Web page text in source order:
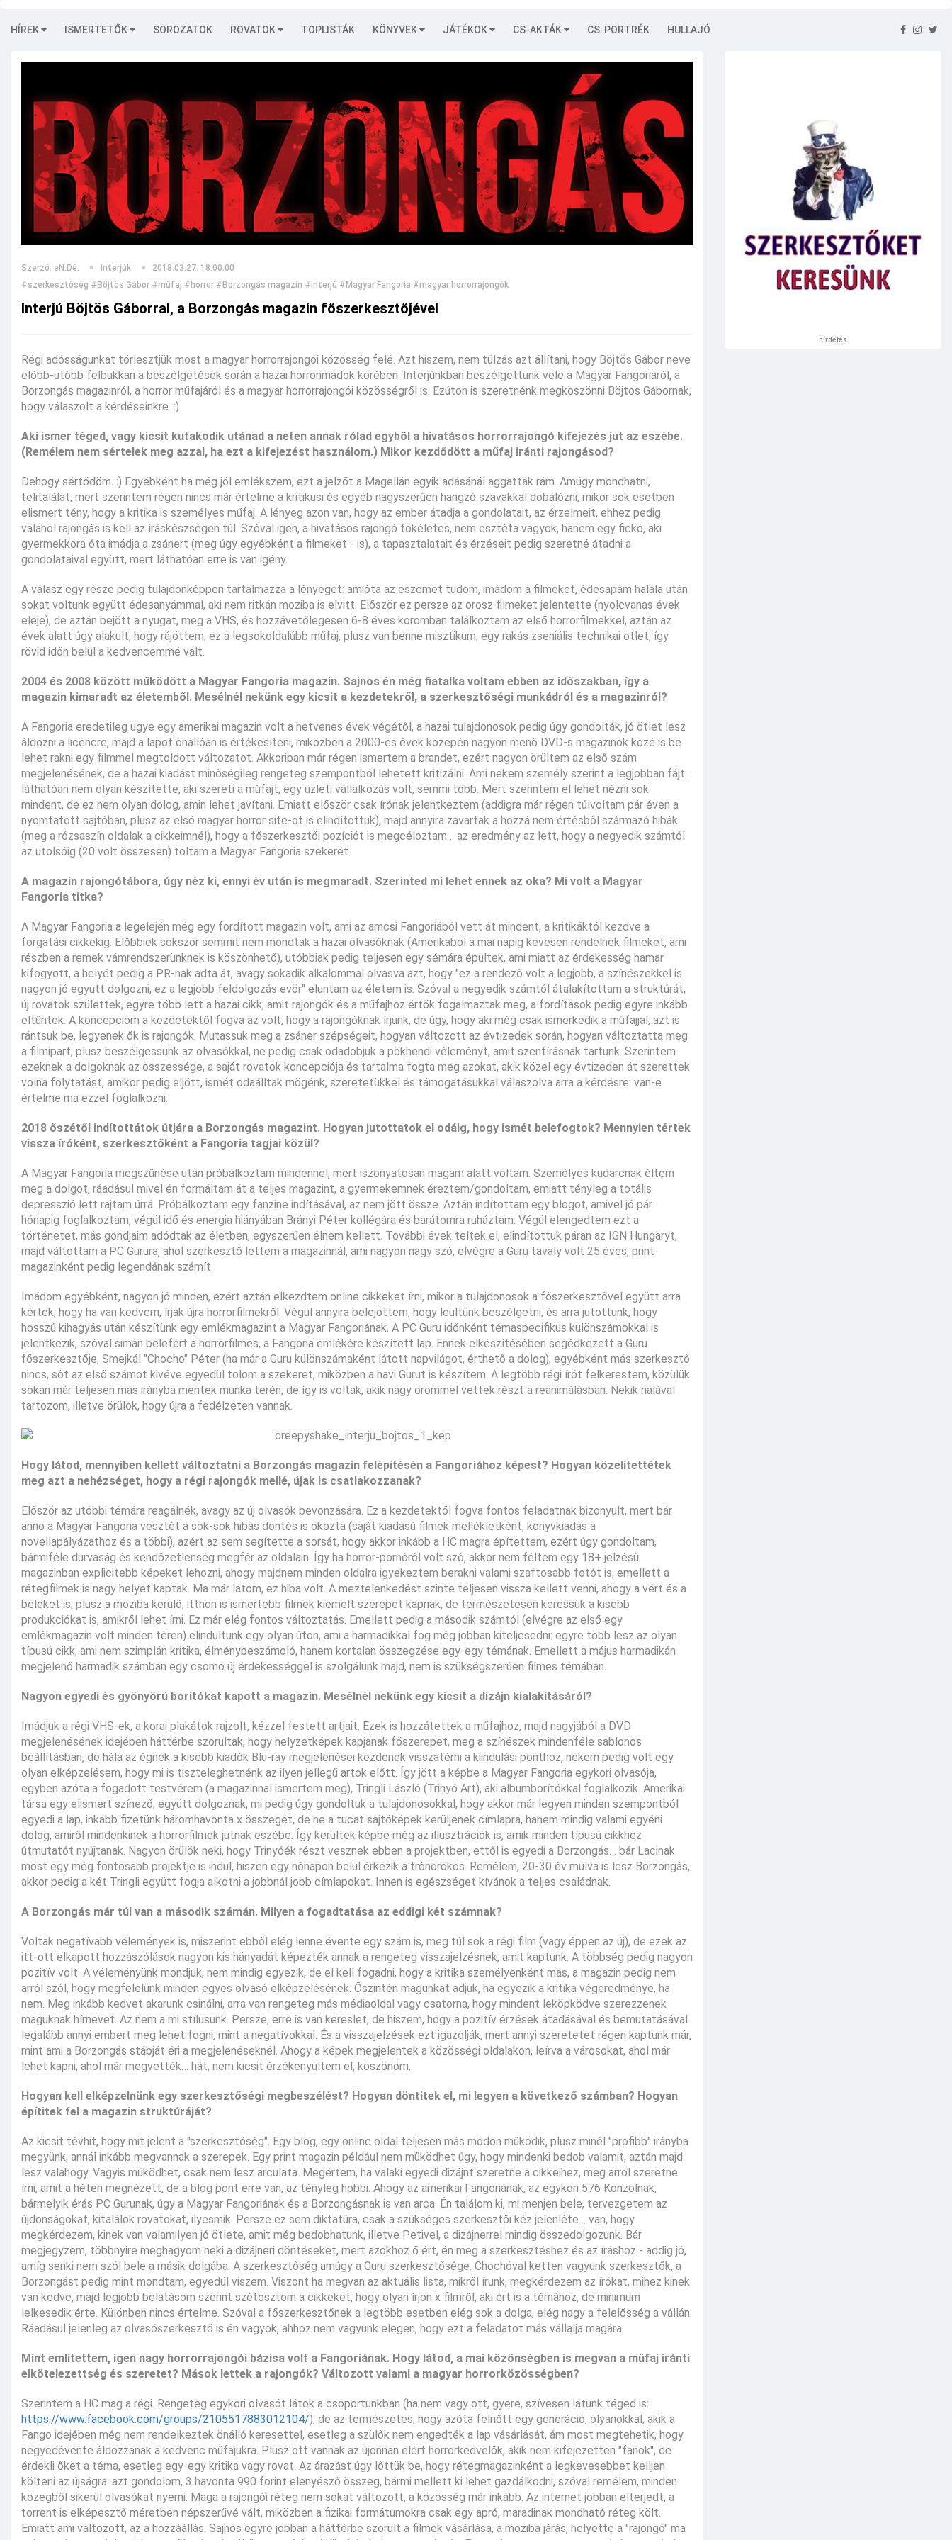
HÍREK ISMERTETŐK SOROZATOK ROVATOK TOPLISTÁK KÖNYVEK JÁTÉKOK CS-AKTÁK CS-PORTRÉK HULLAJÓ
Szerző: eN.Dé. Interjúk
2018.03.27. 18:00:00
#szerkesztőség #Böjtös Gábor #műfaj #horror #Borzongás magazin #interjú #Magyar Fangoria #magyar horrorrajongók
Interjú Böjtös Gáborral, a Borzongás magazin főszerkesztőjével
Régi adósságunkat törlesztjük most a magyar horrorrajongói közösség felé. Azt hiszem, nem túlzás azt állítani, hogy Böjtös Gábor neve
előbb-utóbb felbukkan a beszélgetések során a hazai horrorimádók körében. Interjúnkban beszélgettünk vele a Magyar Fangoriáról, a
Borzongás magazinról, a horror műfajáról és a magyar horrorrajongói közösségről is. Ezúton is szeretnénk megköszönni Böjtös Gábornak,
hogy válaszolt a kérdéseinkre. :)
Aki ismer téged, vagy kicsit kutakodik utánad a neten annak rólad egyből a hivatásos horrorrajongó kifejezés jut az eszébe.
(Remélem nem sértelek meg azzal, ha ezt a kifejezést használom.) Mikor kezdődött a műfaj iránti rajongásod?
Dehogy sértődöm. :) Egyébként ha még jól emlékszem, ezt a jelzőt a Magellán egyik adásánál aggatták rám. Amúgy mondhatni,
telitalálat, mert szerintem régen nincs már értelme a kritikusi és egyéb nagyszerűen hangzó szavakkal dobálózni, mikor sok esetben
elismert tény, hogy a kritika is személyes műfaj. A lényeg azon van, hogy az ember átadja a gondolatait, az érzelmeit, ehhez pedig
valahol rajongás is kell az íráskészségen túl. Szóval igen, a hivatásos rajongó tökéletes, nem esztéta vagyok, hanem egy fickó, aki
gyermekkora óta imádja a zsánert (meg úgy egyébként a filmeket - is), a tapasztalatait és érzéseit pedig szeretné átadni a
gondolataival együtt, mert láthatóan erre is van igény.
A válasz egy része pedig tulajdonképpen tartalmazza a lényeget: amióta az eszemet tudom, imádom a filmeket, édesapám halála után
sokat voltunk együtt édesanyámmal, aki nem ritkán moziba is elvitt. Először ez persze az orosz filmeket jelentette (nyolcvanas évek
eleje), de aztán bejött a nyugat, meg a VHS, és hozzávetőlegesen 6-8 éves koromban találkoztam az első horrorfilmekkel, aztán az
évek alatt úgy alakult, hogy rájöttem, ez a legsokoldalúbb műfaj, plusz van benne misztikum, egy rakás zseniális technikai ötlet, így
rövid időn belül a kedvencemmé vált.
2004 és 2008 között működött a Magyar Fangoria magazin. Sajnos én még fiatalka voltam ebben az időszakban, így a
magazin kimaradt az életemből. Mesélnél nekünk egy kicsit a kezdetekről, a szerkesztőségi munkádról és a magazinról?
A Fangoria eredetileg ugye egy amerikai magazin volt a hetvenes évek végétől, a hazai tulajdonosok pedig úgy gondolták, jó ötlet lesz
áldozni a licencre, majd a lapot önállóan is értékesíteni, miközben a 2000-es évek közepén nagyon menő DVD-s magazinok közé is be
lehet rakni egy filmmel megtoldott változatot. Akkoriban már régen ismertem a brandet, ezért nagyon örültem az első szám
megjelenésének, de a hazai kiadást minőségileg rengeteg szempontból lehetett kritizálni. Ami nekem személy szerint a legjobban fájt:
láthatóan nem olyan készítette, aki szereti a műfajt, egy üzleti vállalkozás volt, semmi több. Mert szerintem el lehet nézni sok
mindent, de ez nem olyan dolog, amin lehet javítani. Emiatt először csak írónak jelentkeztem (addigra már régen túlvoltam pár éven a
nyomtatott sajtóban, plusz az első magyar horror site-ot is elindítottuk), majd annyira zavartak a hozzá nem értésből származó hibák
(meg a rózsaszín oldalak a cikkeimnél), hogy a főszerkesztői pozíciót is megcéloztam… az eredmény az lett, hogy a negyedik számtól
az utolsóig (20 volt összesen) toltam a Magyar Fangoria szekerét.
A magazin rajongótábora, úgy néz ki, ennyi év után is megmaradt. Szerinted mi lehet ennek az oka? Mi volt a Magyar
Fangoria titka?
A Magyar Fangoria a legelején még egy fordított magazin volt, ami az amcsi Fangoriából vett át mindent, a kritikáktól kezdve a
forgatási cikkekig. Előbbiek sokszor semmit nem mondtak a hazai olvasóknak (Amerikából a mai napig kevesen rendelnek filmeket, ami
részben a remek vámrendszerünknek is köszönhető), utóbbiak pedig teljesen egy sémára épültek, ami miatt az érdekesség hamar
kifogyott, a helyét pedig a PR-nak adta át, avagy sokadik alkalommal olvasva azt, hogy "ez a rendező volt a legjobb, a színészekkel is
nagyon jó együtt dolgozni, ez a legjobb feldolgozás evör" eluntam az életem is. Szóval a negyedik számtól átalakítottam a struktúrát,
új rovatok születtek, egyre több lett a hazai cikk, amit rajongók és a műfajhoz értők fogalmaztak meg, a fordítások pedig egyre inkább
eltűntek. A koncepcióm a kezdetektől fogva az volt, hogy a rajongóknak írjunk, de úgy, hogy aki még csak ismerkedik a műfajjal, azt is
rántsuk be, legyenek ők is rajongók. Mutassuk meg a zsáner szépségeit, hogyan változott az évtizedek során, hogyan változtatta meg
a filmipart, plusz beszélgessünk az olvasókkal, ne pedig csak odadobjuk a pökhendi véleményt, amit szentírásnak tartunk. Szerintem
ezeknek a dolgoknak az összessége, a saját rovatok koncepciója és tartalma fogta meg azokat, akik közel egy évtizeden át szerettek
volna folytatást, amikor pedig eljött, ismét odaálltak mögénk, szeretetükkel és támogatásukkal válaszolva arra a kérdésre: van-e
értelme ma ezzel foglalkozni.
2018 őszétől indítottátok útjára a Borzongás magazint. Hogyan jutottatok el odáig, hogy ismét belefogtok? Mennyien tértek
vissza íróként, szerkesztőként a Fangoria tagjai közül?
A Magyar Fangoria megszűnése után próbálkoztam mindennel, mert iszonyatosan magam alatt voltam. Személyes kudarcnak éltem
meg a dolgot, ráadásul mivel én formáltam át a teljes magazint, a gyermekemnek éreztem/gondoltam, emiatt tényleg a totális
depresszió lett rajtam úrrá. Próbálkoztam egy fanzine indításával, az nem jött össze. Aztán indítottam egy blogot, amivel jó pár
hónapig foglalkoztam, végül idő és energia hiányában Brányi Péter kollégára és barátomra ruháztam. Végül elengedtem ezt a
történetet, más gondjaim adódtak az életben, egyszerűen élnem kellett. További évek teltek el, elindítottuk páran az IGN Hungaryt,
majd váltottam a PC Gurura, ahol szerkesztő lettem a magazinnál, ami nagyon nagy szó, elvégre a Guru tavaly volt 25 éves, print
magazinként pedig legendának számít.
Imádom egyébként, nagyon jó minden, ezért aztán elkezdtem online cikkeket írni, mikor a tulajdonosok a főszerkesztővel együtt arra
kértek, hogy ha van kedvem, írjak újra horrorfilmekről. Végül annyira belejöttem, hogy leültünk beszélgetni, és arra jutottunk, hogy
hosszú kihagyás után készítünk egy emlékmagazint a Magyar Fangoriának. A PC Guru időnként témaspecifikus különszámokkal is
jelentkezik, szóval simán belefért a horrorfilmes, a Fangoria emlékére készített lap. Ennek elkészítésében segédkezett a Guru
főszerkesztője, Smejkál "Chocho" Péter (ha már a Guru különszámaként látott napvilágot, érthető a dolog), egyébként más szerkesztő
nincs, sőt az első számot kivéve egyedül tolom a szekeret, miközben a havi Gurut is készítem. A legtöbb régi írót felkerestem, közülük
sokan már teljesen más irányba mentek munka terén, de így is voltak, akik nagy örömmel vettek részt a reanimálásban. Nekik hálával
tartozom, illetve örülök, hogy újra a fedélzeten vannak.
Hogy látod, mennyiben kellett változtatni a Borzongás magazin felépítésén a Fangoriához képest? Hogyan közelítettétek
meg azt a nehézséget, hogy a régi rajongók mellé, újak is csatlakozzanak?
Először az utóbbi témára reagálnék, avagy az új olvasók bevonzására. Ez a kezdetektől fogva fontos feladatnak bizonyult, mert bár
anno a Magyar Fangoria vesztét a sok-sok hibás döntés is okozta (saját kiadású filmek mellékletként, könyvkiadás a
novellapályázathoz és a többi), azért az sem segítette a sorsát, hogy akkor inkább a HC magra építettem, ezért úgy gondoltam,
bármiféle durvaság és kendőzetlenség megfér az oldalain. Így ha horror-pornóról volt szó, akkor nem féltem egy 18+ jelzésű
magazinban explicitebb képeket lehozni, ahogy majdnem minden oldalra igyekeztem berakni valami szaftosabb fotót is, emellett a
rétegfilmek is nagy helyet kaptak. Ma már látom, ez hiba volt. A meztelenkedést szinte teljesen vissza kellett venni, ahogy a vért és a
beleket is, plusz a moziba kerülő, itthon is ismertebb filmek kiemelt szerepet kapnak, de természetesen keressük a kisebb
produkciókat is, amikről lehet írni. Ez már elég fontos változtatás. Emellett pedig a második számtól (elvégre az első egy
emlékmagazin volt minden téren) elindultunk egy olyan úton, ami a harmadikkal fog még jobban kiteljesedni: egyre több lesz az olyan
típusú cikk, ami nem szimplán kritika, élménybeszámoló, hanem kortalan összegzése egy-egy témának. Emellett a május harmadikán
megjelenő harmadik számban egy csomó új érdekességgel is szolgálunk majd, nem is szükségszerűen filmes témában.
Nagyon egyedi és gyönyörű borítókat kapott a magazin. Mesélnél nekünk egy kicsit a dizájn kialakításáról?
Imádjuk a régi VHS-ek, a korai plakátok rajzolt, kézzel festett artjait. Ezek is hozzátettek a műfajhoz, majd nagyjából a DVD
megjelenésének idejében háttérbe szorultak, hogy helyzetképek kapjanak főszerepet, meg a színészek mindenféle sablonos
beállításban, de hála az égnek a kisebb kiadók Blu-ray megjelenései kezdenek visszatérni a kiindulási ponthoz, nekem pedig volt egy
olyan elképzelésem, hogy mi is tiszteleghetnénk az ilyen jellegű artok előtt. Így jött a képbe a Magyar Fangoria egykori olvasója,
egyben azóta a fogadott testvérem (a magazinnal ismertem meg), Tringli László (Trinyó Art), aki albumborítókkal foglalkozik. Amerikai
társa egy elismert színező, együtt dolgoznak, mi pedig úgy gondoltuk a tulajdonosokkal, hogy akkor már legyen minden szempontból
egyedi a lap, inkább fizetünk háromhavonta x összeget, de ne a tucat sajtóképek kerüljenek címlapra, hanem mindig valami egyéni
dolog, amiről mindenkinek a horrorfilmek jutnak eszébe. Így kerültek képbe még az illusztrációk is, amik minden típusú cikkhez
útmutatót nyújtanak. Nagyon örülök neki, hogy Trinyóék részt vesznek ebben a projektben, ettől is egyedi a Borzongás… bár Lacinak
most egy még fontosabb projektje is indul, hiszen egy hónapon belül érkezik a trónörökös. Remélem, 20-30 év múlva is lesz Borzongás,
akkor pedig a két Tringli együtt fogja alkotni a jobbnál jobb címlapokat. Innen is egészséget kívánok a teljes családnak.
A Borzongás már túl van a második számán. Milyen a fogadtatása az eddigi két számnak?
Voltak negatívabb vélemények is, miszerint ebből elég lenne évente egy szám is, meg túl sok a régi film (vagy éppen az új), de ezek az
itt-ott elkapott hozzászólások nagyon kis hányadát képezték annak a rengeteg visszajelzésnek, amit kaptunk. A többség pedig nagyon
pozitív volt. A véleményünk mondjuk, nem mindig egyezik, de el kell fogadni, hogy a kritika személyenként más, a magazin pedig nem
arról szól, hogy megfelelünk minden egyes olvasó elképzelésének. Őszintén magunkat adjuk, ha egyezik a kritika végeredménye, ha
nem. Meg inkább kedvet akarunk csinálni, arra van rengeteg más médiaoldal vagy csatorna, hogy mindent leköpködve szerezzenek
maguknak hírnevet. Az nem a mi stílusunk. Persze, erre is van kereslet, de hiszem, hogy a pozitív érzések átadásával és bemutatásával
legalább annyi embert meg lehet fogni, mint a negatívokkal. És a visszajelzések ezt igazolják, mert annyi szeretetet régen kaptunk már,
mint ami a Borzongás stábját éri a megjelenéseknél. Ahogy a képek megjelentek a közösségi oldalakon, leírva a városokat, ahol már
lehet kapni, ahol már megvették… hát, nem kicsit érzékenyültem el, köszönöm.
Hogyan kell elképzelnünk egy szerkesztőségi megbeszélést? Hogyan döntitek el, mi legyen a következő számban? Hogyan
építitek fel a magazin struktúráját?
Az kicsit tévhit, hogy mit jelent a "szerkesztőség". Egy blog, egy online oldal teljesen más módon működik, plusz minél "profibb" irányba
megyünk, annál inkább megvannak a szerepek. Egy print magazin például nem működhet úgy, hogy mindenki bedob valamit, aztán majd
lesz valahogy. Vagyis működhet, csak nem lesz arculata. Megértem, ha valaki egyedi dizájnt szeretne a cikkeihez, meg arról szeretne
írni, amit a héten megnézett, de a blog pont erre van, az tényleg hobbi. Ahogy az amerikai Fangoriának, az egykori 576 Konzolnak,
bármelyik érás PC Gurunak, úgy a Magyar Fangoriának és a Borzongásnak is van arca. Én találom ki, mi menjen bele, tervezgetem az
újdonságokat, kitalálok rovatokat, ilyesmik. Persze ez sem diktatúra, csak a szükséges szerkesztői kéz jelenléte… van, hogy
megkérdezem, kinek van valamilyen jó ötlete, amit még bedobhatunk, illetve Petivel, a dizájnerrel mindig összedolgozunk. Bár
megjegyzem, többnyire meghagyom neki a dizájneri döntéseket, mert azokhoz ő ért, én meg a szerkesztéshez és az íráshoz - addig jó,
amíg senki nem szól bele a másik dolgába. A szerkesztőség amúgy a Guru szerkesztősége. Chochóval ketten vagyunk szerkesztők, a
Borzongást pedig mint mondtam, egyedül viszem. Viszont ha megvan az aktuális lista, mikről írunk, megkérdezem az írókat, mihez kinek
van kedve, majd legjobb belátásom szerint szétosztom a cikkeket, hogy olyan írjon x filmről, aki ért is a témához, de minimum
lelkesedik érte. Különben nincs értelme. Szóval a főszerkesztőnek a legtöbb esetben elég sok a dolga, elég nagy a felelősség a vállán.
Ráadásul jelenleg az olvasószerkesztő is én vagyok, ahhoz nem vagyunk elegen, hogy ezt a feladatot más vállalja magára.
Mint említettem, igen nagy horrorrajongói bázisa volt a Fangoriának. Hogy látod, a mai közönségben is megvan a műfaj iránti
elkötelezettség és szeretet? Mások lettek a rajongók? Változott valami a magyar horrorközösségben?
Szerintem a HC mag a régi. Rengeteg egykori olvasót látok a csoportunkban (ha nem vagy ott, gyere, szívesen látunk téged is:
https://www.facebook.com/groups/2105517883012104/), de az természetes, hogy azóta felnőtt egy generáció, olyanokkal, akik a
Fango idejében még nem rendelkeztek önálló keresettel, esetleg a szülők nem engedték a lap vásárlását, ám most megtehetik, hogy
negyedévente áldozzanak a kedvenc műfajukra. Plusz ott vannak az újonnan elért horrorkedvelők, akik nem kifejezetten "fanok", de
érdekli őket a téma, esetleg egy-egy kritika vagy rovat. Az árazást úgy lőttük be, hogy rétegmagazinként a legkevesebbet kelljen
költeni az újságra: azt gondolom, 3 havonta 990 forint elenyésző összeg, bármi mellett ki lehet gazdálkodni, szóval remélem, minden
közegből sikerül olvasókat nyerni. Maga a rajongói réteg nem sokat változott, a közösség már inkább. Az internet jobban elterjedt, a
torrent is elképesztő méretben népszerűvé vált, miközben a fizikai formátumokra csak egy apró, maradinak mondható réteg költ.
Emiatt ami változott, az a hozzáállás. Sajnos egyre jobban a háttérbe szorult a filmek vásárlása, a moziba járás, helyette a "rajongó" ma
hirdetés